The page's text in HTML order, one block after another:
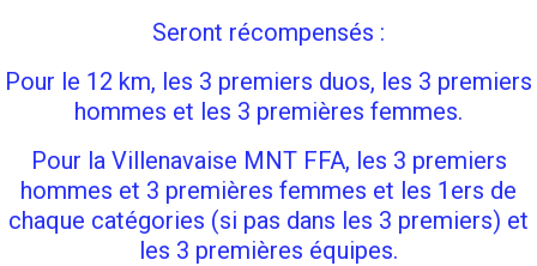
Seront récompensés :
Pour le 12 km, les 3 premiers duos, les 3 premiers
hommes et les 3 premières femmes.
Pour la Villenavaise MNT FFA, les 3 premiers
hommes et 3 premières femmes et les 1ers de
chaque catégories (si pas dans les 3 premiers) et
les 3 premières équipes.